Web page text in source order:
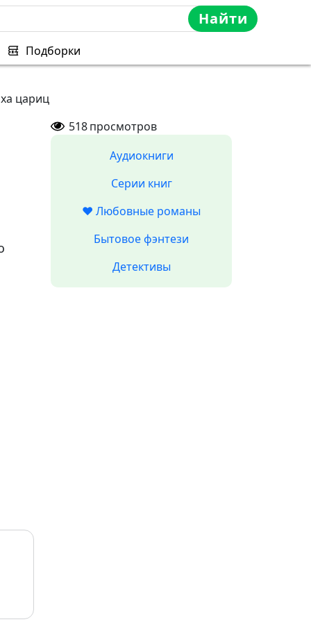
Найти
Подборки
цариц
518просмотров
Аудиокниги
Серии книг
❤️ Любовные романы
Бытовое фэнтези
Детективы